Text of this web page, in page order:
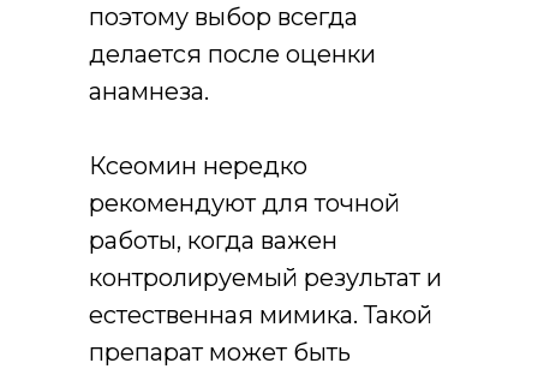
поэтому выбор всегда
делается после оценки
анамнеза.
Ксеомин нередко
рекомендуют для точной
работы, когда важен
контролируемый результат и
естественная мимика. Такой
препарат может быть